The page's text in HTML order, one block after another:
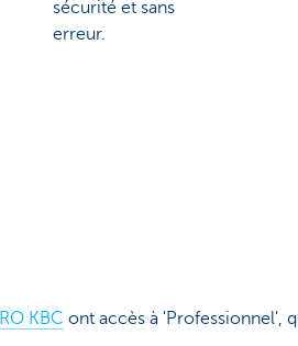
sécurité et sans
erreur.
KBC ont accès à 'Professionnel',